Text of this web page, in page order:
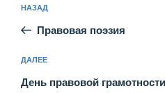
по
записям
Предыдущая
запись:
НАЗАД
Правовая поэзия
Следующая
запись
ДАЛЕЕ
День правовой